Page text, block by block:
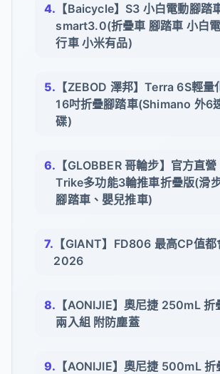
【Baicycle】S3 小白電動腳踏
smart3.0(折疊車 腳踏車 小白
行車 小米有品)
【ZEBOD 澤邦】Terra 6S輕量
16吋折疊腳踏車(Shimano 外6
碟)
【GLOBBER 哥輪步】官方直
Trike多功能3輪推車折疊版(滑
腳踏車、嬰兒推車)
【GIANT】FD806 最高CP值
2026
【AONIJIE】奧尼捷 250mL 折
兩入組 附防塵蓋
【AONIJIE】奧尼捷 500mL 折